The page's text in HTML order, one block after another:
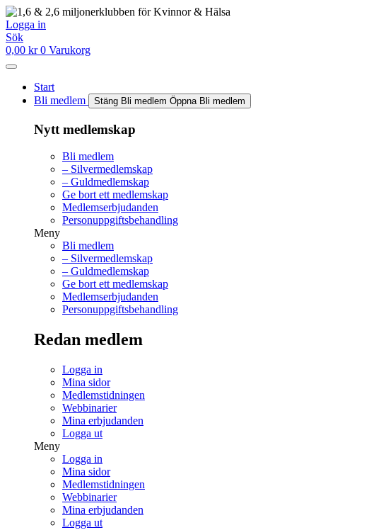
Hoppa
till
innehåll
Logga in
Sök
0,00 kr 0 Varukorg
Start
Bli medlem
Stäng Bli medlem Öppna Bli medlem
Nytt medlemskap
Bli medlem
– Silvermedlemskap
– Guldmedlemskap
Ge bort ett medlemskap
Medlemserbjudanden
Personuppgiftsbehandling
Meny
Bli medlem
– Silvermedlemskap
– Guldmedlemskap
Ge bort ett medlemskap
Medlemserbjudanden
Personuppgiftsbehandling
Redan medlem
Logga in
Mina sidor
Medlemstidningen
Webbinarier
Mina erbjudanden
Logga ut
Meny
Logga in
Mina sidor
Medlemstidningen
Webbinarier
Mina erbjudanden
Logga ut